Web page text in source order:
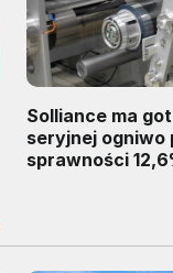
Solliance ma
seryjnej ogniwo
sprawności